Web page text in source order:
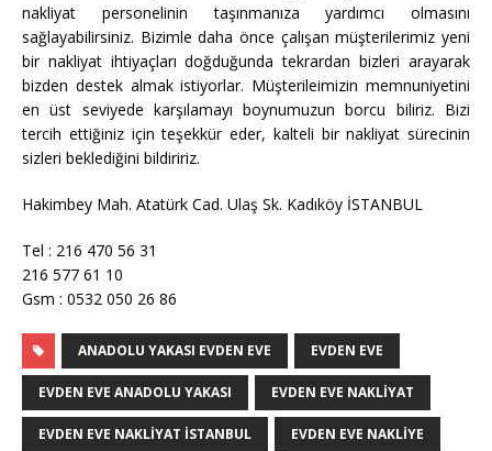
nakliyat personelinin taşınmanıza yardımcı olmasını
sağlayabilirsiniz. Bizimle daha önce çalışan müşterilerimiz yeni
bir nakliyat ihtiyaçları doğduğunda tekrardan bizleri arayarak
bizden destek almak istiyorlar. Müşterileimizin memnuniyetini
en üst seviyede karşılamayı boynumuzun borcu biliriz. Bizi
tercih ettiğiniz için teşekkür eder, kalteli bir nakliyat sürecinin
sizleri beklediğini bildiririz.
Hakimbey Mah. Atatürk Cad. Ulaş Sk. Kadıköy İSTANBUL
Tel : 216 470 56 31
216 577 61 10
Gsm : 0532 050 26 86
ANADOLU YAKASI EVDEN EVE EVDEN EVE
EVDEN EVE ANADOLU YAKASI EVDEN EVE NAKLIYAT
EVDEN EVE NAKLIYAT ISTANBUL EVDEN EVE NAKLIYE